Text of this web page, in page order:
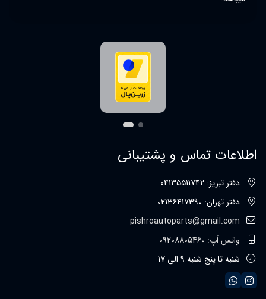
اطلاعات تماس و پشتیبانی
دفتر تبریز: 04135511742
دفتر تهران: 02136417390
pishroautoparts@gmail.com
واتس اَپ: 09208805460
شنبه تا پنج شنبه 9 الی 17